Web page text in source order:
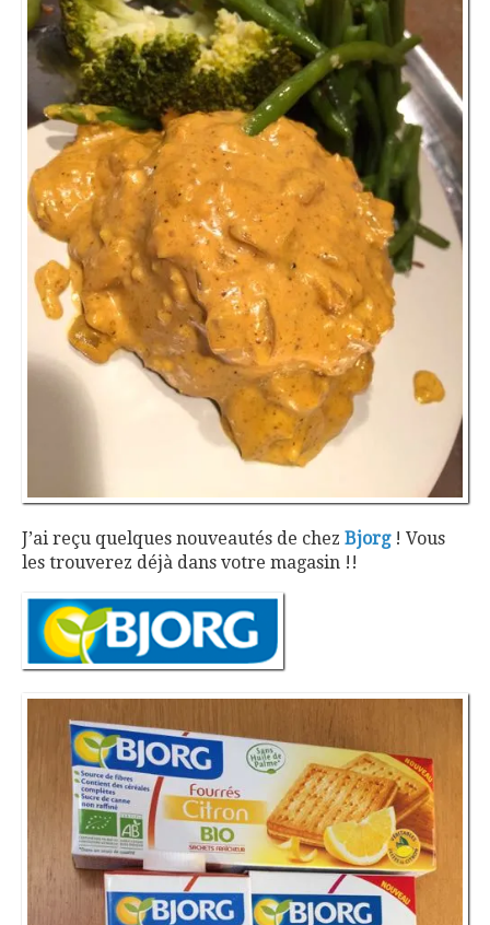
J’ai reçu quelques nouveautés de chez Bjorg! Vous
les trouverez déjà dans votre magasin !!